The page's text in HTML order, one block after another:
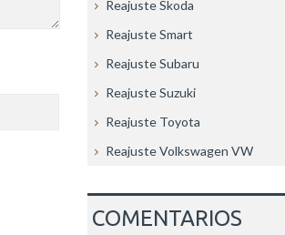
Reajuste Skoda
Reajuste Smart
Reajuste Subaru
Reajuste Suzuki
Reajuste Toyota
Reajuste Volkswagen VW
COMENTARIOS